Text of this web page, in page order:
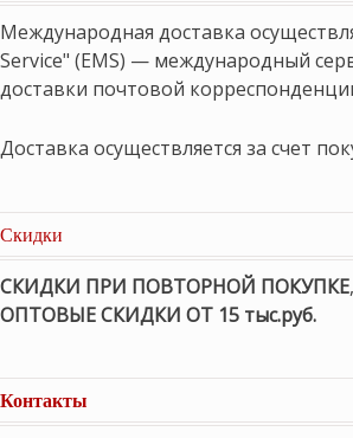
Международная доставка
Service" (EMS) — международный
доставки почтовой
Доставка осуществляется за счет
Скидки
СКИДКИ ПРИ ПОВТОРНОЙ ПОКУПКЕ,
ОПТОВЫЕ СКИДКИ ОТ 15 тыс.руб.
Контакты